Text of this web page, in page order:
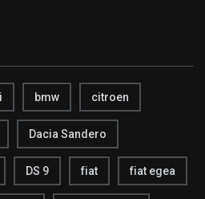
bmw citroen
Dacia Sandero
DS 9 fiat fiat egea